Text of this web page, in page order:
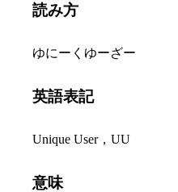
読み方
ゆにーくゆーざー
英語表記
Unique User，UU
意味